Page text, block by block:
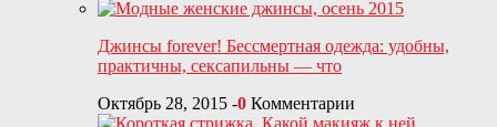
Джинсы forever! Бессмертная одежда: удобны,
практичны, сексапильны — что
Октябрь 28, 2015 -0 Комментарии